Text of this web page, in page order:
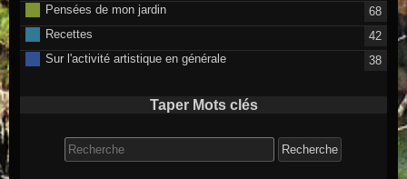
Pensées de mon jardin
68
Recettes
42
Sur l'activité artistique en générale
38
Taper Mots clés
Search for: